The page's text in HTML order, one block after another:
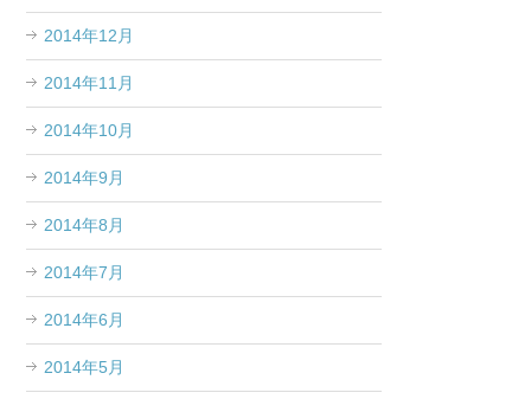
2014年12月
2014年11月
2014年10月
2014年9月
2014年8月
2014年7月
2014年6月
2014年5月